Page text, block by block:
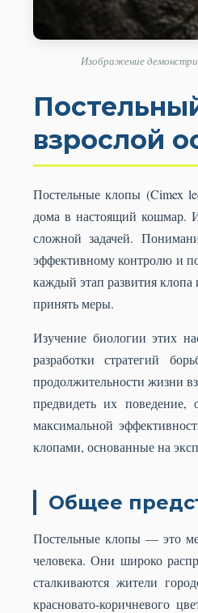
Изображение
взрослой
Постельные клопы (Cimex
дома в настоящий кошмар.
сложной задачей.
эффективному контролю и
каждый этап развития
принять меры.
Изучение биологии этих
разработки стратегий
продолжительности жизни
предвидеть их поведение,
максимальной
клопами, основанные на
Общее
Постельные клопы — это
человека. Они широко
сталкиваются жители
красновато-коричневого